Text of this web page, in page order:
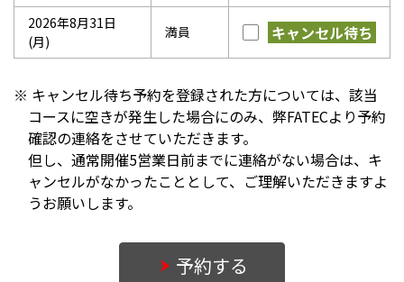
2026年8月31日
(月)
満員 キャンセル待ち
キャンセル待ち予約を登録された方については、該当
コースに空きが発生した場合にのみ、弊FATECより予約
確認の連絡をさせていただきます。
但し、通常開催5営業日前までに連絡がない場合は、キ
ャンセルがなかったこととして、ご理解いただきますよ
うお願いします。
予約する